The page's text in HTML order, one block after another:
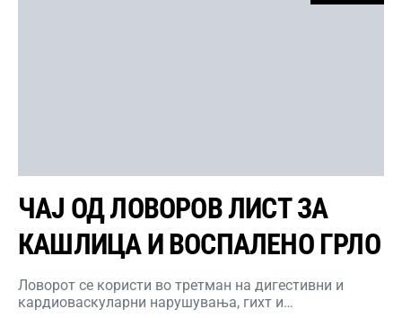
ЧАЈ ОД ЛОВОРОВ ЛИСТ ЗА
КАШЛИЦА И ВОСПАЛЕНО ГРЛО
Ловорот се користи во третман на дигестивни и
кардиоваскуларни нарушувања, гихт и…